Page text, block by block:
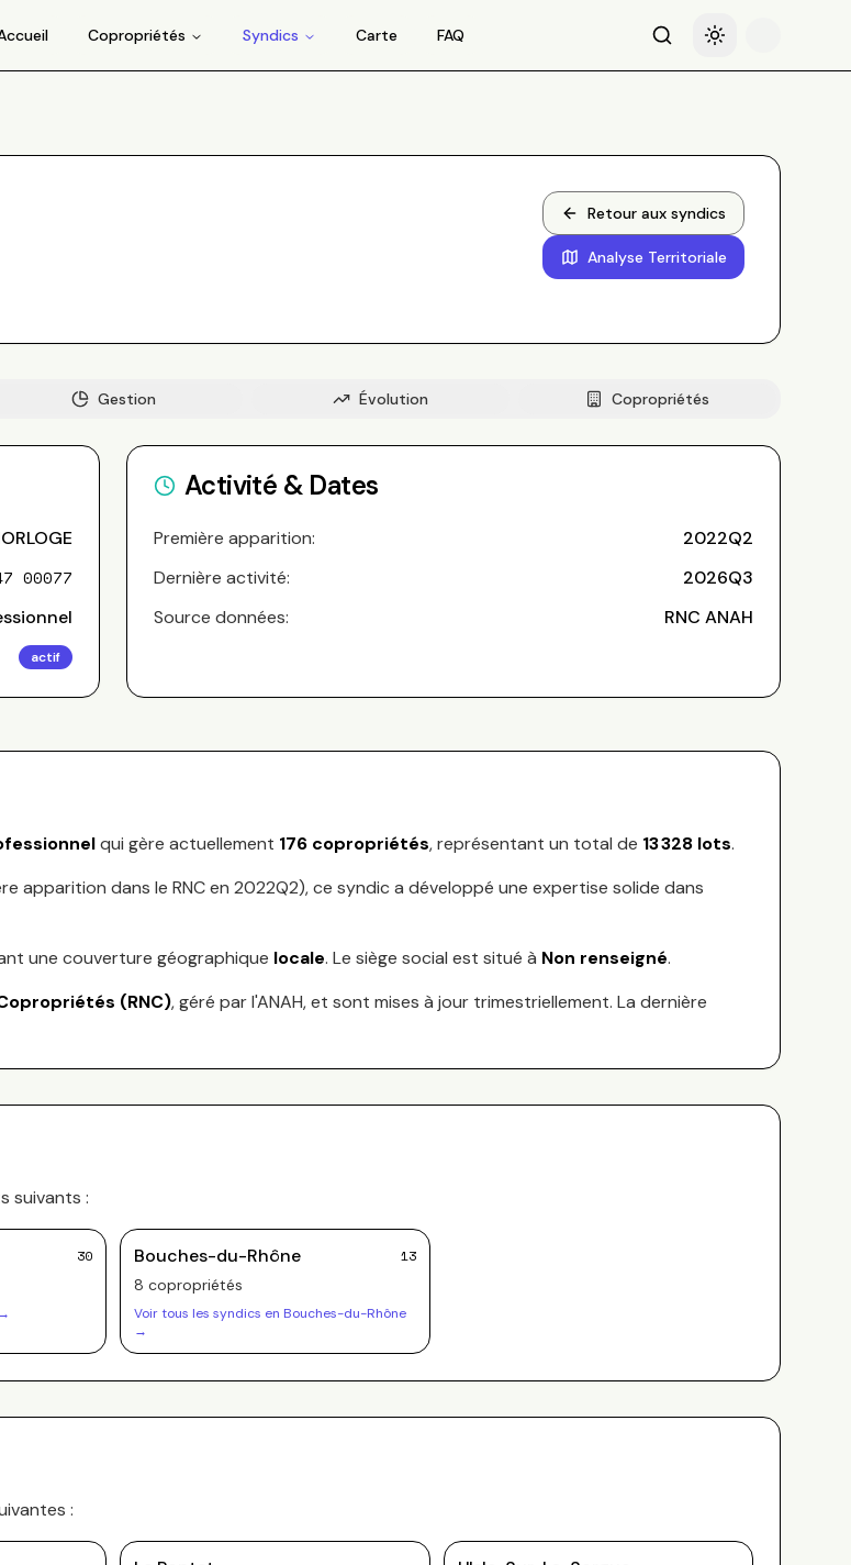
Copropriétés Syndics Carte FAQ RechercheBasculer le thème
Retour aux syndics
Analyse Territoriale
Gestion Évolution Copropriétés
00077
actif
Activité & Dates
Première apparition:
2022Q2
Dernière activité:
2026Q3
Source données:
RNC ANAH
qui gère actuellement 176 copropriétés, représentant un total de 13 328 lots.
apparition dans le RNC en 2022Q2), ce syndic a développé une expertise solide dans
une couverture géographique locale. Le siège social est situé à Non renseigné.
(RNC), géré par l'ANAH, et sont mises à jour trimestriellement. La dernière
suivants :
30
→
Bouches-du-Rhône 13
8 copropriétés
Voir tous les syndics en Bouches-du-Rhône
→
: